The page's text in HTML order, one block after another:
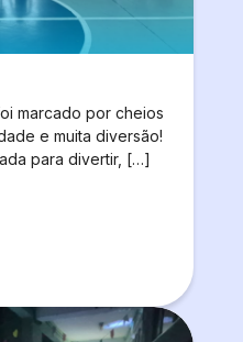
marcado por cheios
e muita diversão!
para divertir, […]